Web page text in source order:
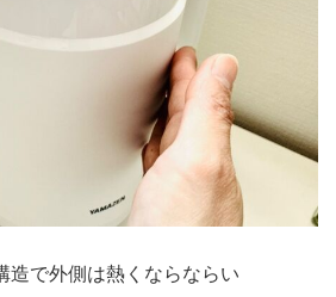
で外側は熱くならならい